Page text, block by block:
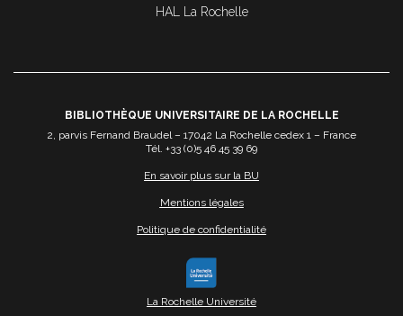
HAL La Rochelle
BIBLIOTHÈQUE UNIVERSITAIRE DE LA ROCHELLE
2, parvis Fernand Braudel – 17042 La Rochelle cedex 1 – France
Tél. +33 (0)5 46 45 39 69
En savoir plus sur la BU
Mentions légales
Politique de confidentialité
La Rochelle Université